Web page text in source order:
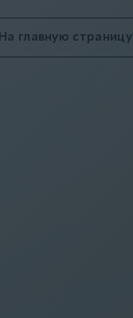
На главную страницу